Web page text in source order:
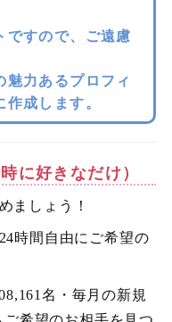
ですので、ご遠慮
魅力あるプロフィ
成します。
に好きなだけ）
ましょう！
時間自由にご希望の
名・毎月の新規